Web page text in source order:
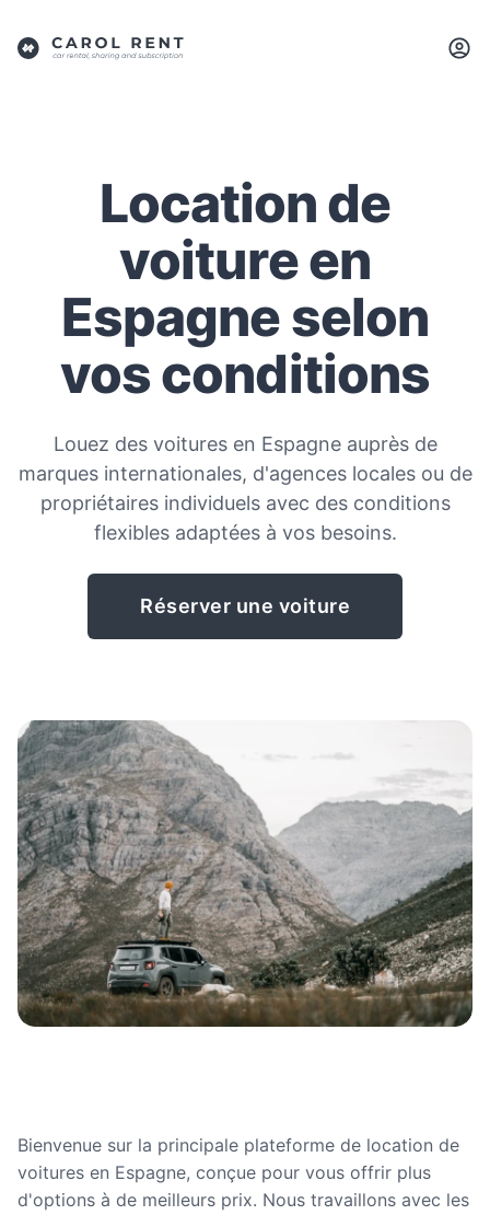
Location de
voiture en
Espagne selon
vos conditions
Louez des voitures en Espagne auprès de
marques internationales, d'agences locales ou de
propriétaires individuels avec des conditions
flexibles adaptées à vos besoins.
Réserver une voiture
Bienvenue sur la principale plateforme de location de
voitures en Espagne, conçue pour vous offrir plus
d'options à de meilleurs prix. Nous travaillons avec les